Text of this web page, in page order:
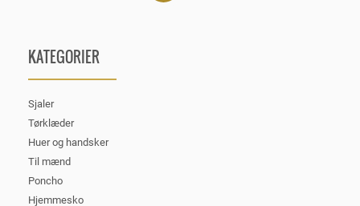
KATEGORIER
Sjaler
Tørklæder
Huer og handsker
Til mænd
Poncho
Hjemmesko